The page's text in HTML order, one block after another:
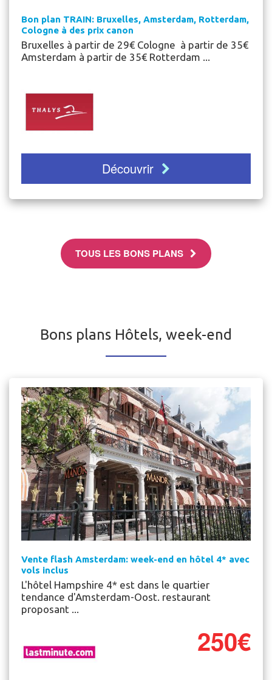
Bon plan TRAIN: Bruxelles, Amsterdam, Rotterdam,
Cologne à des prix canon
Bruxelles à partir de 29€ Cologne à partir de 35€
Amsterdam à partir de 35€ Rotterdam ...
Découvrir
TOUS LES BONS PLANS
Bons plans Hôtels, week-end
Vente flash Amsterdam: week-end en hôtel 4* avec
vols inclus
L'hôtel Hampshire 4* est dans le quartier
tendance d'Amsterdam-Oost. restaurant
proposant ...
250€